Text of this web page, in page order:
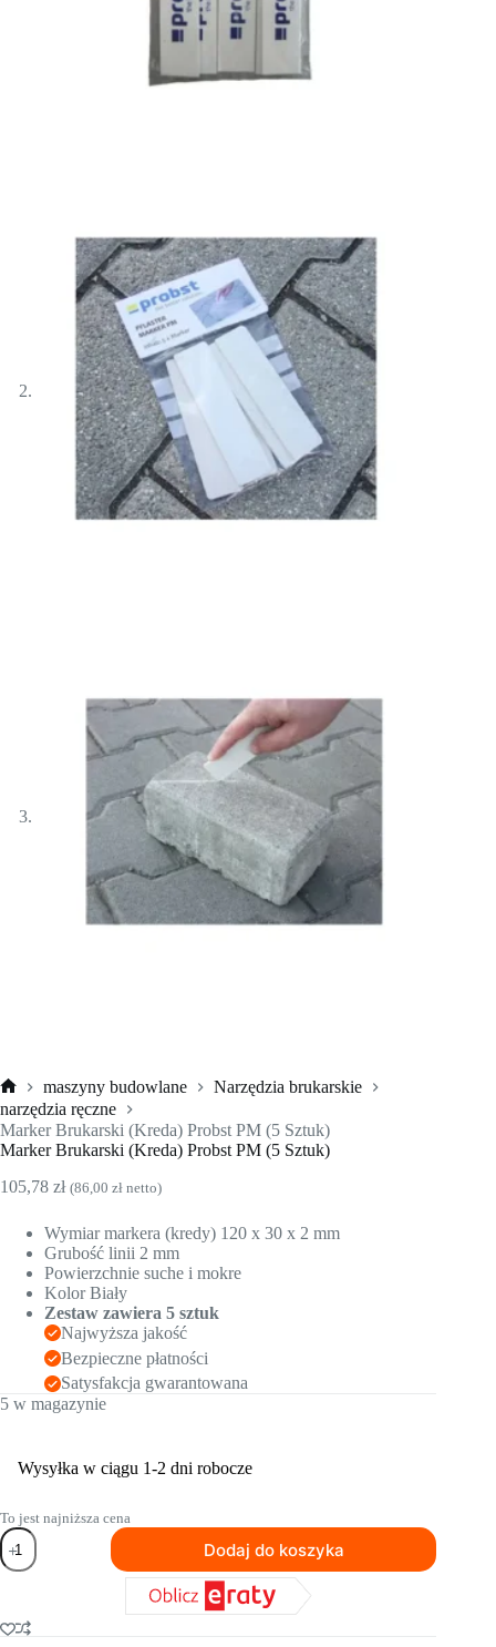
Strona
główna
maszyny budowlane
Narzędzia brukarskie
narzędzia ręczne
Marker Brukarski (Kreda) Probst PM (5 Sztuk)
Marker Brukarski (Kreda) Probst PM (5 Sztuk)
105,78 zł (86,00 zł netto)
Wymiar markera (kredy) 120 x 30 x 2 mm
Grubość linii 2 mm
Powierzchnie suche i mokre
Kolor Biały
Zestaw zawiera 5 sztuk
Najwyższa jakość
Bezpieczne płatności
Satysfakcja gwarantowana
5 w magazynie
Wysyłka w ciągu 1-2 dni robocze
To jest najniższa cena
ilość
Marker
Brukarski
PM
Dodaj do koszyka